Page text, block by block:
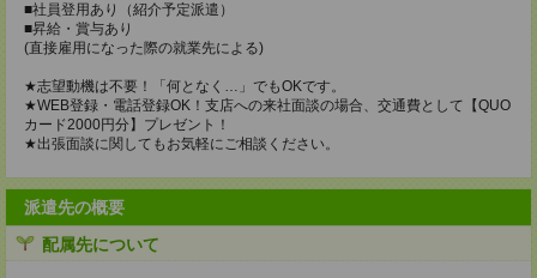
■社員登用あり（紹介予定派遣）
■昇給・賞与あり
(直接雇用になった際の就業先による)
★志望動機は不要！「何となく…」でもOKです。
★WEB登録・電話登録OK！支店への来社面談の場合、交通費として【QUO
カード2000円分】プレゼント！
★出張面談に関してもお気軽にご相談ください。
派遣先の概要
配属先について